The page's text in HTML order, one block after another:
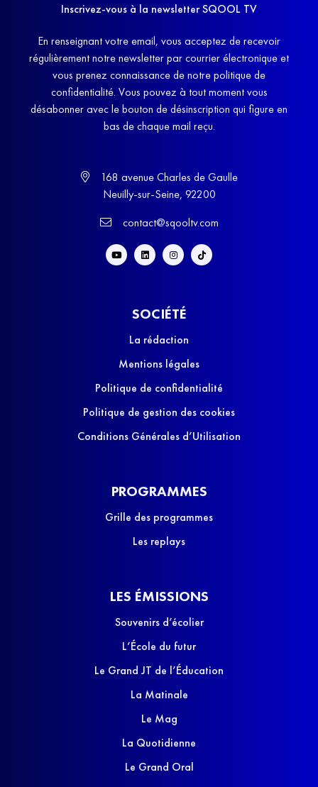
Inscrivez-vous à la newsletter SQOOL TV
En renseignant votre email, vous acceptez de recevoir
régulièrement notre newsletter par courrier électronique et
vous prenez connaissance de notre politique de
confidentialité. Vous pouvez à tout moment vous
désabonner avec le bouton de désinscription qui figure en
bas de chaque mail reçu.
168 avenue Charles de Gaulle
Neuilly-sur-Seine, 92200
contact@sqooltv.com
SOCIÉTÉ
La rédaction
Mentions légales
Politique de confidentialité
Politique de gestion des cookies
Conditions Générales d’Utilisation
PROGRAMMES
Grille des programmes
Les replays
LES ÉMISSIONS
Souvenirs d’écolier
L’École du futur
Le Grand JT de l’Éducation
La Matinale
Le Mag
La Quotidienne
Le Grand Oral